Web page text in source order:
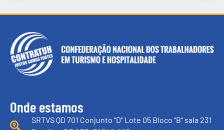
Onde estamos
SRTVS QD 701 Conjunto “D” Lote 05 Bloco “B” sala 231